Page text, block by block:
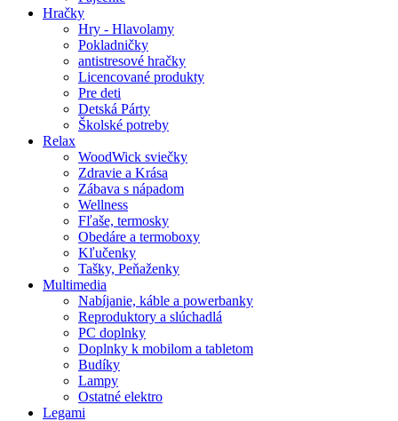
Hračky
Hry - Hlavolamy
Pokladničky
antistresové hračky
Licencované produkty
Pre deti
Detská Párty
Školské potreby
Relax
WoodWick sviečky
Zdravie a Krása
Zábava s nápadom
Wellness
Fľaše, termosky
Obedáre a termoboxy
Kľučenky
Tašky, Peňaženky
Multimedia
Nabíjanie, káble a powerbanky
Reproduktory a slúchadlá
PC doplnky
Doplnky k mobilom a tabletom
Budíky
Lampy
Ostatné elektro
Legami